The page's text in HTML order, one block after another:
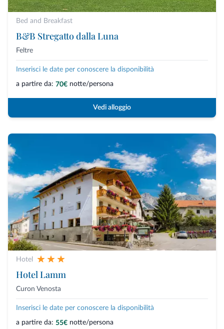
Bed and Breakfast
B&B Stregatto dalla Luna
Feltre
Inserisci le date per conoscere la disponibilità
a partire da: 70€ notte/persona
Vedi alloggio
Hotel
Hotel Lamm
Curon Venosta
Inserisci le date per conoscere la disponibilità
a partire da: 55€ notte/persona